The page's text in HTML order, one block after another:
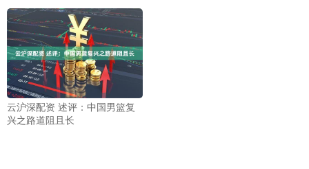
云沪深配资 述评：中国男篮复
兴之路道阻且长